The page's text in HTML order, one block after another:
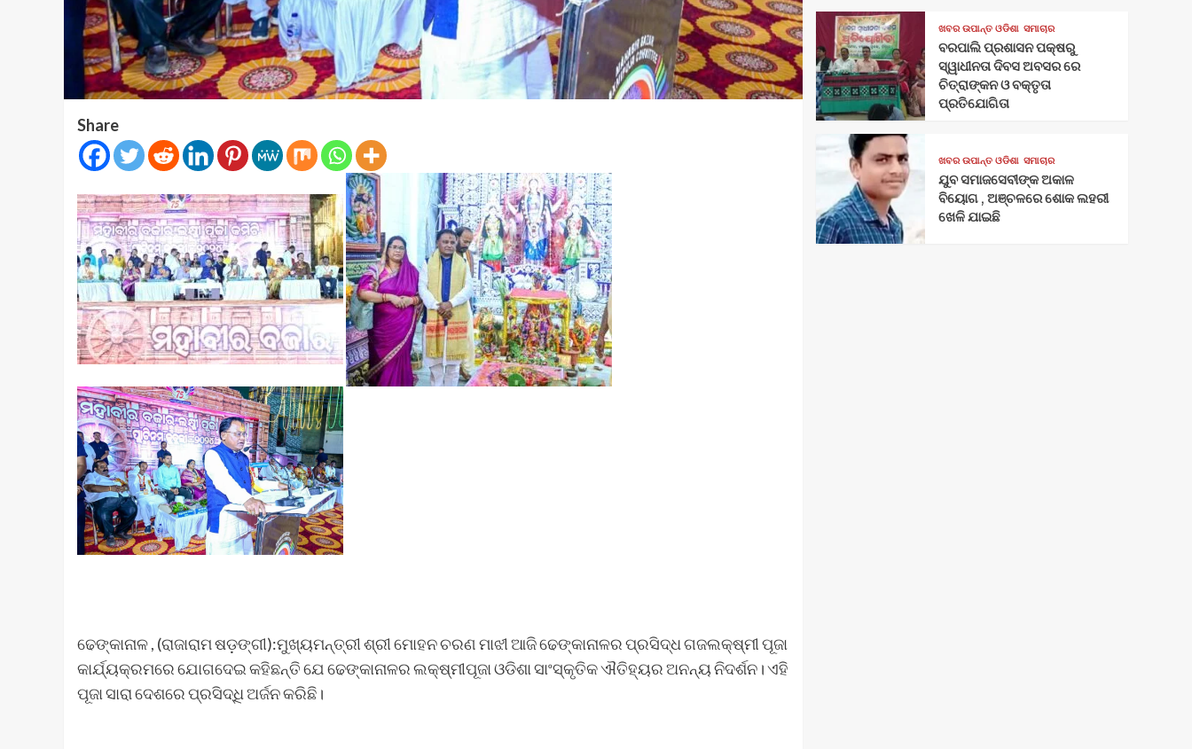
Share
ଢେଙ୍କାନାଳ , (ରାଜାରାମ ଷଡ଼ଙ୍ଗୀ):ମୁଖ୍ୟମନ୍ତ୍ରୀ ଶ୍ରୀ ମୋହନ ଚରଣ ମାଝୀ ଆଜି ଢେଙ୍କାନାଳର ପ୍ରସିଦ୍ଧ ଗଜଲକ୍ଷ୍ମୀ ପୂଜା
କାର୍ଯ୍ୟକ୍ରମରେ ଯୋଗଦେଇ କହିଛନ୍ତି ଯେ ଢେଙ୍କାନାଳର ଲକ୍ଷ୍ମୀପୂଜା ଓଡିଶା ସାଂସ୍କୃତିକ ଐତିହ୍ୟର ଅନନ୍ୟ ନିଦର୍ଶନ। ଏହି
ପୂଜା ସାରା ଦେଶରେ ପ୍ରସିଦ୍ଧି ଅର୍ଜନ କରିଛି।
ଖବର ଉପାନ୍ତ ଓଡିଶା ସମାଚାର
ବରପାଲି ପ୍ରଶାସନ ପକ୍ଷରୁ
ସ୍ୱାଧୀନତା ଦିବସ ଅବସର ରେ
ଚିତ୍ରାଙ୍କନ ଓ ବକ୍ତୃତା
ପ୍ରତିଯୋଗିତା
ଖବର ଉପାନ୍ତ ଓଡିଶା ସମାଚାର
ଯୁବ ସମାଜସେବୀଙ୍କ ଅକାଳ
ବିୟୋଗ , ଅଞ୍ଚଳରେ ଶୋକ ଲହରୀ
ଖେଳି ଯାଇଛି